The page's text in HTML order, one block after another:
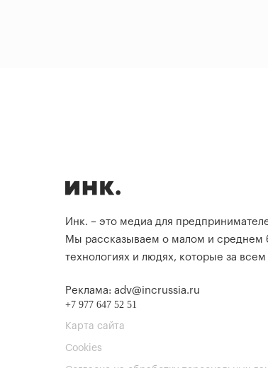
Инк. – это медиа для
Мы рассказываем о малом и среднем
технологиях и людях, которые за всем
Реклама: adv@incrussia.ru
+7 977 647 52 51
Карта сайта
Cookies